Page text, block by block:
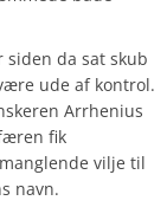
da sat skub
ude af kontrol.
Arrhenius
fik
vilje til
navn.